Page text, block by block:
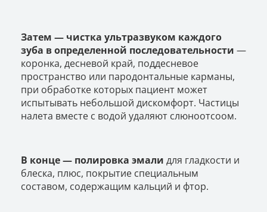
Затем — чистка ультразвуком каждого
зуба в определенной последовательности —
коронка, десневой край, поддесневое
пространство или пародонтальные карманы,
при обработке которых пациент может
испытывать небольшой дискомфорт. Частицы
налета вместе с водой удаляют слюноотсоом.
В конце — полировка эмали для гладкости и
блеска, плюс, покрытие специальным
составом, содержащим кальций и фтор.